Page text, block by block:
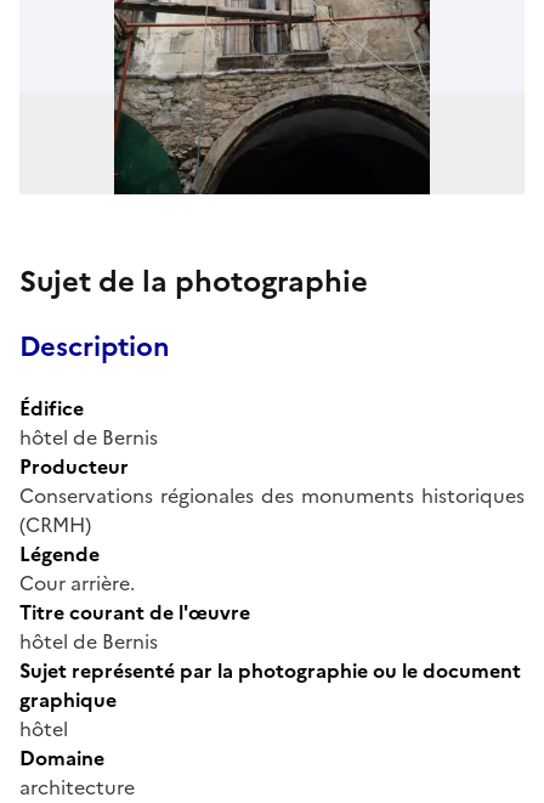
Sujet de la photographie
Description
Édifice
hôtel de Bernis
Producteur
Conservations régionales des monuments historiques
(CRMH)
Légende
Cour arrière.
Titre courant de l'œuvre
hôtel de Bernis
Sujet représenté par la photographie ou le document
graphique
hôtel
Domaine
architecture